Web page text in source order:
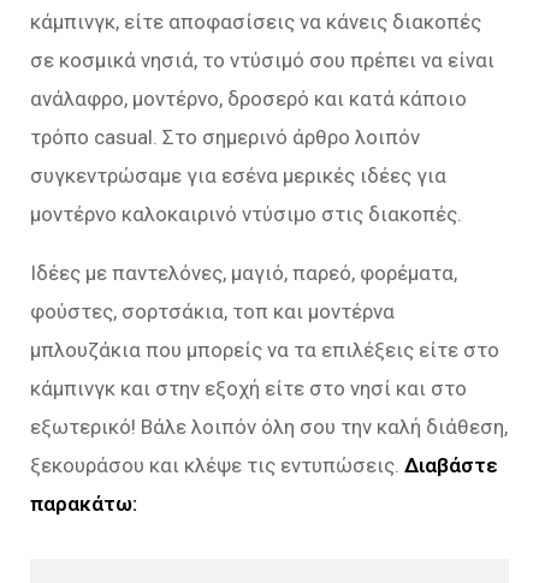
κάμπινγκ, είτε αποφασίσεις να κάνεις διακοπές
σε κοσμικά νησιά, το ντύσιμό σου πρέπει να είναι
ανάλαφρο, μοντέρνο, δροσερό και κατά κάποιο
τρόπο casual. Στο σημερινό άρθρο λοιπόν
συγκεντρώσαμε για εσένα μερικές ιδέες για
μοντέρνο καλοκαιρινό ντύσιμο στις διακοπές.
Ιδέες με παντελόνες, μαγιό, παρεό, φορέματα,
φούστες, σορτσάκια, τοπ και μοντέρνα
μπλουζάκια που μπορείς να τα επιλέξεις είτε στο
κάμπινγκ και στην εξοχή είτε στο νησί και στο
εξωτερικό! Βάλε λοιπόν όλη σου την καλή διάθεση,
ξεκουράσου και κλέψε τις εντυπώσεις. Διαβάστε
παρακάτω: